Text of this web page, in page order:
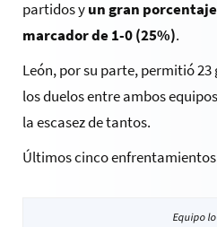
partidos yun gran
marcador de 1-0 (25%).
León, por su parte, permitió
los duelos entre ambos
la escasez de tantos.
Últimos cinco